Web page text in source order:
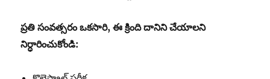
ప్రతి సంవత్సరం ఒకసారి, ఈ క్రింది దానిని చేయాలని
నిర్ధారించుకోండి: